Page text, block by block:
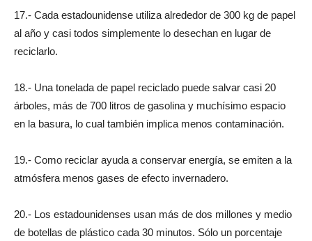
17.- Cada estadounidense utiliza alrededor de 300 kg de papel
al año y casi todos simplemente lo desechan en lugar de
reciclarlo.
18.- Una tonelada de papel reciclado puede salvar casi 20
árboles, más de 700 litros de gasolina y muchísimo espacio
en la basura, lo cual también implica menos contaminación.
19.- Como reciclar ayuda a conservar energía, se emiten a la
atmósfera menos gases de efecto invernadero.
20.- Los estadounidenses usan más de dos millones y medio
de botellas de plástico cada 30 minutos. Sólo un porcentaje